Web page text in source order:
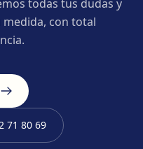
todas tus dudas y
con total
71 80 69